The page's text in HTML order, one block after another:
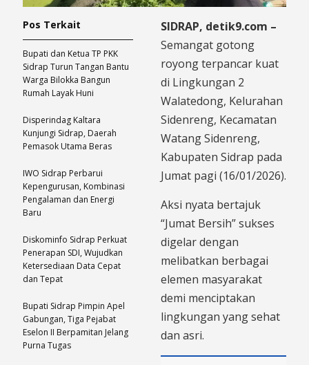
SIDRAP, detik9.com –
Semangat gotong
royong terpancar kuat
di Lingkungan 2
Walatedong, Kelurahan
Sidenreng, Kecamatan
Watang Sidenreng,
Kabupaten Sidrap pada
Jumat pagi (16/01/2026).
Aksi nyata bertajuk
“Jumat Bersih” sukses
digelar dengan
melibatkan berbagai
elemen masyarakat
demi menciptakan
lingkungan yang sehat
dan asri.
Pos Terkait
Bupati dan Ketua TP PKK
Sidrap Turun Tangan Bantu
Warga Bilokka Bangun
Rumah Layak Huni
Disperindag Kaltara
Kunjungi Sidrap, Daerah
Pemasok Utama Beras
IWO Sidrap Perbarui
Kepengurusan, Kombinasi
Pengalaman dan Energi
Baru
Diskominfo Sidrap Perkuat
Penerapan SDI, Wujudkan
Ketersediaan Data Cepat
dan Tepat
Bupati Sidrap Pimpin Apel
Gabungan, Tiga Pejabat
Eselon II Berpamitan Jelang
Purna Tugas